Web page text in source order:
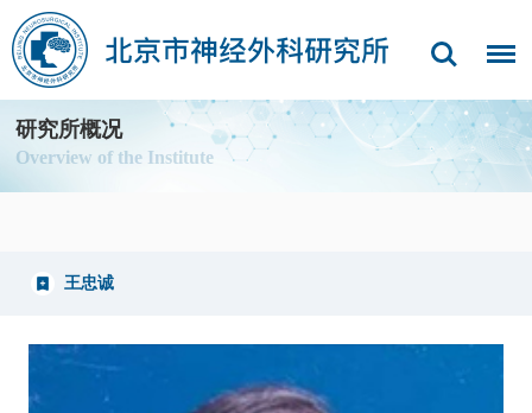
研究所概况
Overview of the Institute
王忠诚